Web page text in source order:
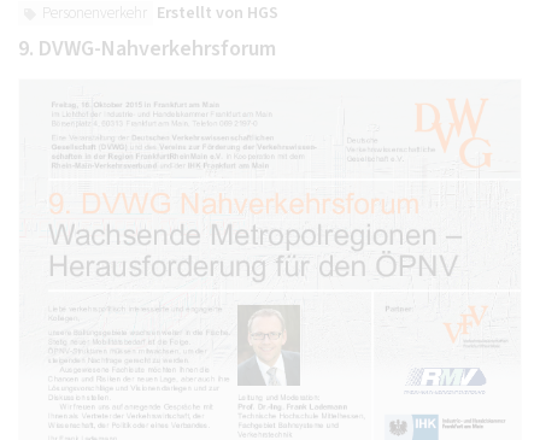
Personenverkehr Erstellt von HGS
9. DVWG-Nahverkehrsforum